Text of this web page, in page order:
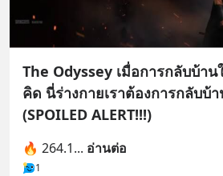
The Odyssey เมื่อการกลับบ้าน
คิด นี่ร่างกายเราต้องการกลับบ้
(SPOILED ALERT!!!)
🔥 264.1... อ่านต่อ
1